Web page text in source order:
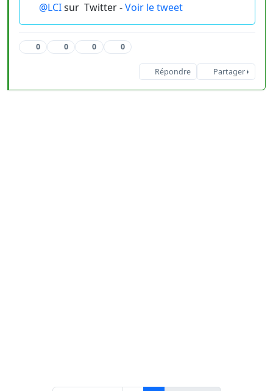
@LCIsur Twitter -Voir le tweet
0 0 0 0
Répondre Partager